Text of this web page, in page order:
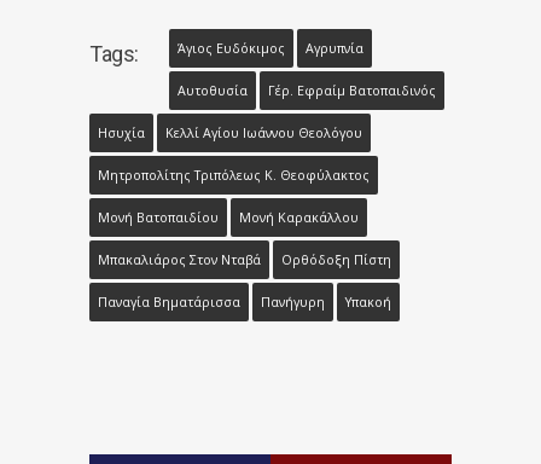
Tags: Άγιος Ευδόκιμος Αγρυπνία
Αυτοθυσία Γέρ. Εφραίμ Βατοπαιδινός
Ησυχία Κελλί Αγίου Ιωάννου Θεολόγου
Μητροπολίτης Τριπόλεως Κ. Θεοφύλακτος
Μονή Βατοπαιδίου Μονή Καρακάλλου
Μπακαλιάρος Στον Νταβά Ορθόδοξη Πίστη
Παναγία Βηματάρισσα Πανήγυρη Υπακοή